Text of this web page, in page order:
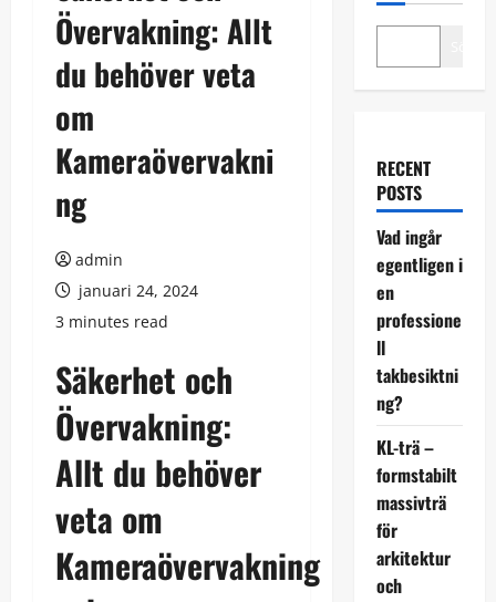
Övervakning: Allt
du behöver veta
om
Kameraövervakni
ng
admin
januari 24, 2024
3 minutes read
Säkerhet och
Övervakning:
Allt du behöver
veta om
Kameraövervakning
RECENT
POSTS
Vad ingår
egentligen i
en
professione
ll
takbesiktni
ng?
KL-trä –
formstabilt
massivträ
för
arkitektur
och